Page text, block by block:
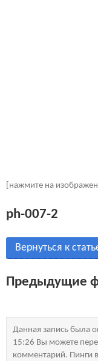
[нажмите на
ph-007-2
Вернуться к
Предыдущие
Данная запись была
15:26 Вы можете
комментарий. Пинги